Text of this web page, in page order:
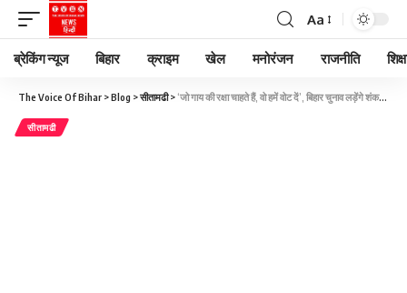
Aa
ब्रेकिंग न्यूज बिहार क्राइम खेल मनोरंजन राजनीति
The Voice Of Bihar >Blog >सीतामढी> ‘जो गाय की रक्षा चाहते हैं, वो हमें वोट दें’, बिहार चुनाव लड़ेंगे शंकराचार्य, सभी सीटों पर उतारेंगे प्रत्याशी
सीतामढी